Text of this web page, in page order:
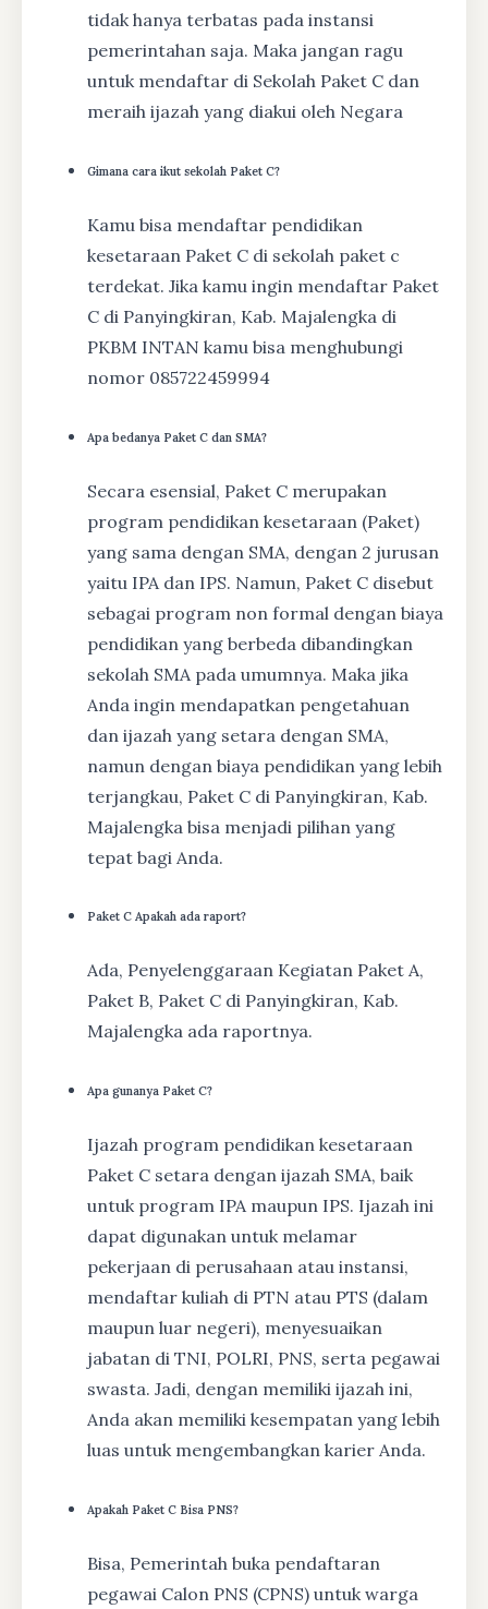
tidak hanya terbatas pada instansi
pemerintahan saja. Maka jangan ragu
untuk mendaftar di Sekolah Paket C dan
meraih ijazah yang diakui oleh Negara
Gimana cara ikut sekolah Paket C?
Kamu bisa mendaftar pendidikan
kesetaraan Paket C di sekolah paket c
terdekat. Jika kamu ingin mendaftar Paket
C di Panyingkiran, Kab. Majalengka di
PKBM INTAN kamu bisa menghubungi
nomor 085722459994
Apa bedanya Paket C dan SMA?
Secara esensial, Paket C merupakan
program pendidikan kesetaraan (Paket)
yang sama dengan SMA, dengan 2 jurusan
yaitu IPA dan IPS. Namun, Paket C disebut
sebagai program non formal dengan biaya
pendidikan yang berbeda dibandingkan
sekolah SMA pada umumnya. Maka jika
Anda ingin mendapatkan pengetahuan
dan ijazah yang setara dengan SMA,
namun dengan biaya pendidikan yang lebih
terjangkau, Paket C di Panyingkiran, Kab.
Majalengka bisa menjadi pilihan yang
tepat bagi Anda.
Paket C Apakah ada raport?
Ada, Penyelenggaraan Kegiatan Paket A,
Paket B, Paket C di Panyingkiran, Kab.
Majalengka ada raportnya.
Apa gunanya Paket C?
Ijazah program pendidikan kesetaraan
Paket C setara dengan ijazah SMA, baik
untuk program IPA maupun IPS. Ijazah ini
dapat digunakan untuk melamar
pekerjaan di perusahaan atau instansi,
mendaftar kuliah di PTN atau PTS (dalam
maupun luar negeri), menyesuaikan
jabatan di TNI, POLRI, PNS, serta pegawai
swasta. Jadi, dengan memiliki ijazah ini,
Anda akan memiliki kesempatan yang lebih
luas untuk mengembangkan karier Anda.
Apakah Paket C Bisa PNS?
Bisa, Pemerintah buka pendaftaran
pegawai Calon PNS (CPNS) untuk warga